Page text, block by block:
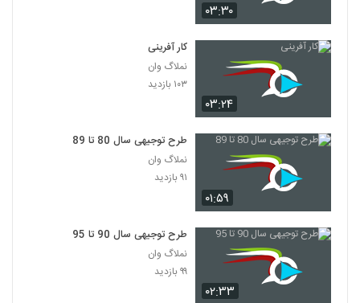
۰۳:۳۰
۰۳:۲۴
کار آفرینی
نملاگ وان
۱۰۳ بازدید
۰۱:۵۹
طرح توجیهی سال 80 تا 89
نملاگ وان
۹۱ بازدید
۰۲:۳۳
طرح توجیهی سال 90 تا 95
نملاگ وان
۹۹ بازدید